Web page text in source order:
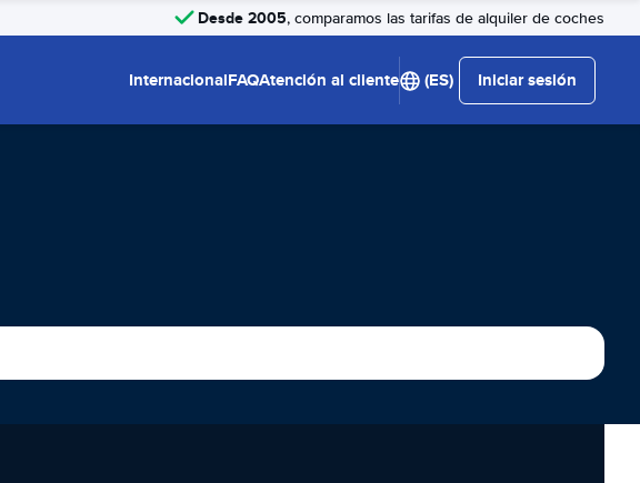
Desde 2005, comparamos las tarifas de alquiler de coches
InternacionalFAQAtención al cliente (ES) Iniciar sesión